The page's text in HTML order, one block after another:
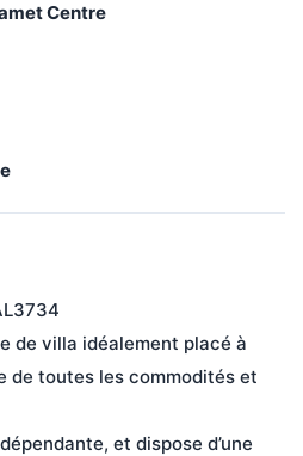
Centre
de villa idéalement placé à
de toutes les commodités et
et dispose d’une